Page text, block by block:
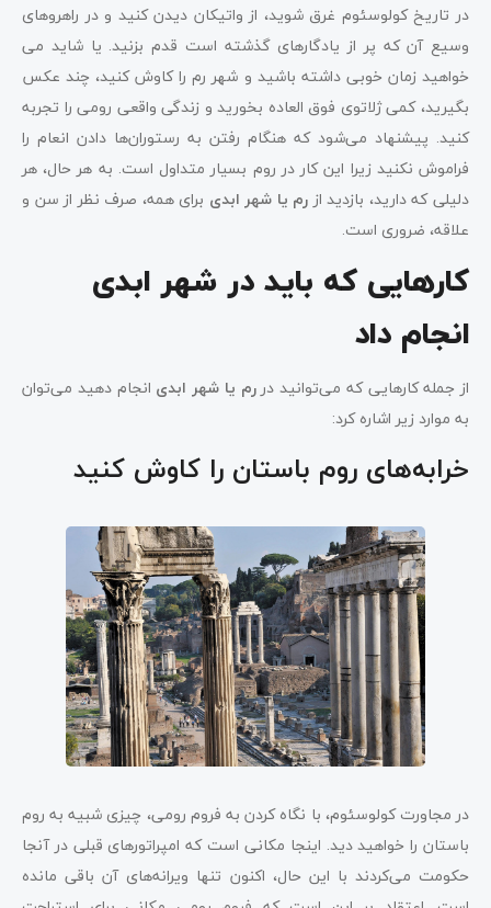
در تاریخ کولوسئوم غرق شوید، از واتیکان دیدن کنید و در راهروهای
وسیع آن که پر از یادگارهای گذشته است قدم بزنید. یا شاید می
خواهید زمان خوبی داشته باشید و شهر رم را کاوش کنید، چند عکس
بگیرید، کمی ژلاتوی فوق العاده بخورید و زندگی واقعی رومی را تجربه
کنید. پیشنهاد می‌شود که هنگام رفتن به رستوران‌ها دادن انعام را
فراموش نکنید زیرا این کار در روم بسیار متداول است. به هر حال، هر
دلیلی که دارید، بازدید ازرم یا شهر ابدی برای همه، صرف نظر از سن و
علاقه، ضروری است.
کارهایی که باید در شهر ابدی
انجام داد
از جمله کارهایی که می‌توانید دررم یا شهر ابدی انجام دهید می‌توان
به موارد زیر اشاره کرد:
خرابه‌های روم باستان را کاوش کنید
در مجاورت کولوسئوم، با نگاه کردن به فروم رومی، چیزی شبیه به روم
باستان را خواهید دید. اینجا مکانی است که امپراتورهای قبلی در آنجا
حکومت می‌کردند با این حال، اکنون تنها ویرانه‌های آن باقی مانده